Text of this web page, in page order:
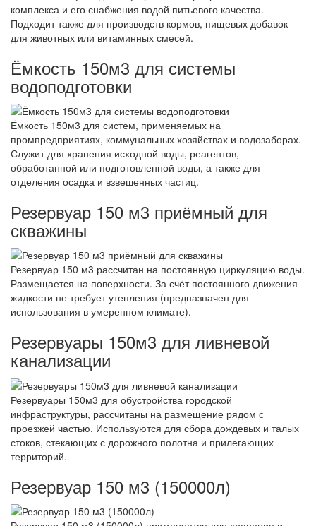
комплекса и его снабжения водой питьевого качества.
Подходит также для производств кормов, пищевых добавок
для животных или витаминных смесей.
Ёмкость 150м3 для системы
водоподготовки
Ёмкость 150м3 для систем, применяемых на
промпредприятиях, коммунальных хозяйствах и водозаборах.
Служит для хранения исходной воды, реагентов,
обработанной или подготовленной воды, а также для
отделения осадка и взвешенных частиц.
Резервуар 150 м3 приёмный для
скважины
Резервуар 150 м3 рассчитан на постоянную циркуляцию воды.
Размещается на поверхности. За счёт постоянного движения
жидкости не требует утепления (предназначен для
использования в умеренном климате).
Резервуары 150м3 для ливневой
канализации
Резервуары 150м3 для обустройства городской
инфраструктуры, рассчитаны на размещение рядом с
проезжей частью. Используются для сбора дождевых и талых
стоков, стекающих с дорожного полотна и прилегающих
территорий.
Резервуар 150 м3 (150000л)